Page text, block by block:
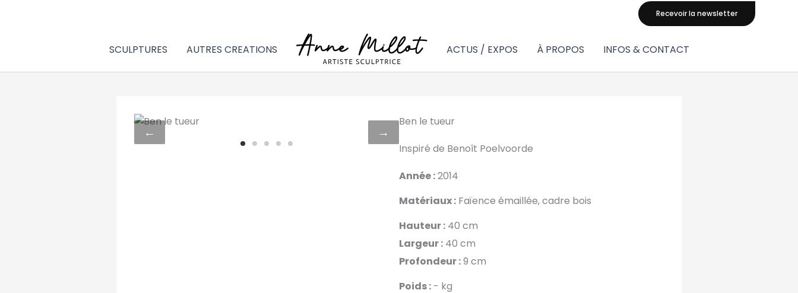
Recevoir la newsletter
SCULPTURES AUTRES CREATIONS ACTUS / EXPOS À PROPOS INFOS & CONTACT
← →
Ben le tueur
Inspiré de Benoît Poelvoorde
Année :2014
Matériaux : Faïence émaillée, cadre bois
Hauteur : 40 cm
Largeur : 40 cm
Profondeur :9 cm
Poids : - kg